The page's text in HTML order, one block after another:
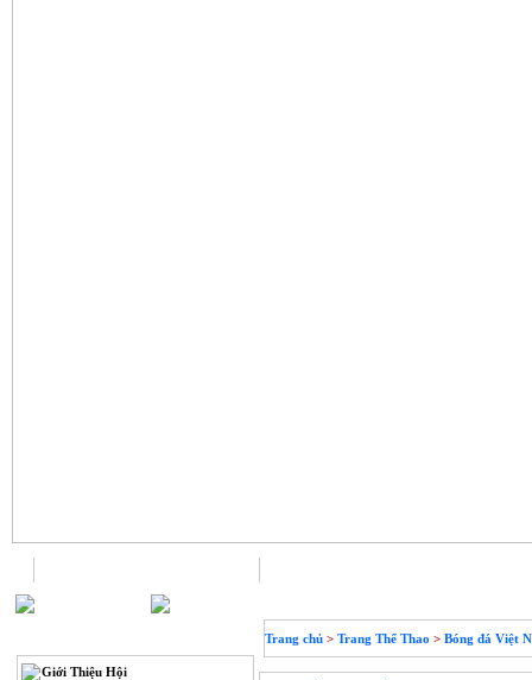
Giới Thiệu Hội
Trang chủ > Trang Thể Thao > Bóng đá Việt